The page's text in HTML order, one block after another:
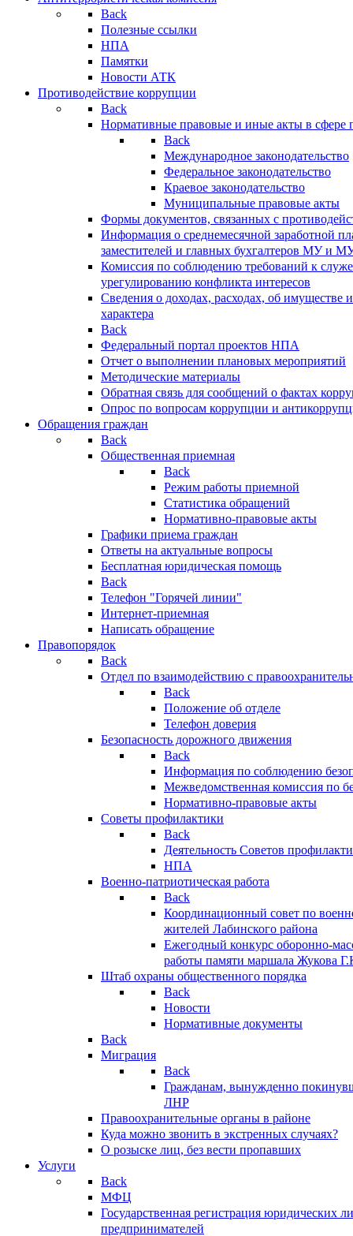
Back
Полезные ссылки
НПА
Памятки
Новости АТК
Противодействие коррупции
Back
Нормативные правовые и иные акты в сфере
Back
Международное законодательство
Федеральное законодательство
Краевое законодательство
Муниципальные правовые акты
Формы документов, связанных с
Информация о среднемесячной заработной
заместителей и главных бухгалтеров МУ и
Комиссия по соблюдению требований к
урегулированию конфликта интересов
Сведения о доходах, расходах, об имуществе
характера
Back
Федеральный портал проектов НПА
Отчет о выполнении плановых мероприятий
Методические материалы
Обратная связь для сообщений о фактах
Опрос по вопросам коррупции и
Обращения граждан
Back
Общественная приемная
Back
Режим работы приемной
Статистика обращений
Нормативно-правовые акты
Графики приема граждан
Ответы на актуальные вопросы
Бесплатная юридическая помощь
Back
Телефон "Горячей линии"
Интернет-приемная
Написать обращение
Правопорядок
Back
Отдел по взаимодействию с
Back
Положение об отделе
Телефон доверия
Безопасность дорожного движения
Back
Информация по соблюдению
Межведомственная комиссия по
Нормативно-правовые акты
Советы профилактики
Back
Деятельность Советов
НПА
Военно-патриотическая работа
Back
Координационный совет по
жителей Лабинского района
Ежегодный конкурс оборонно-
работы памяти маршала Жукова
Штаб охраны общественного порядка
Back
Новости
Нормативные документы
Back
Миграция
Back
Гражданам, вынужденно
ЛНР
Правоохранительные органы в районе
Куда можно звонить в экстренных случаях?
О розыске лиц, без вести пропавших
Услуги
Back
МФЦ
Государственная регистрация юридических
предпринимателей